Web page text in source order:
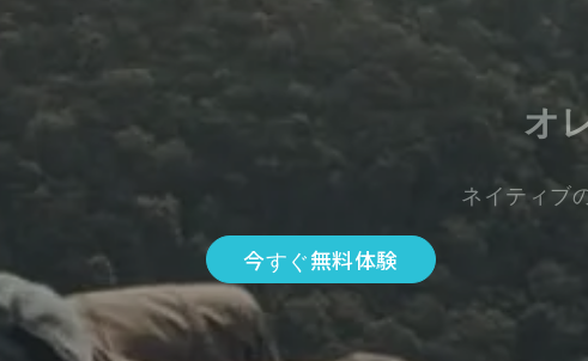
オ
ネイティブ
今すぐ無料体験